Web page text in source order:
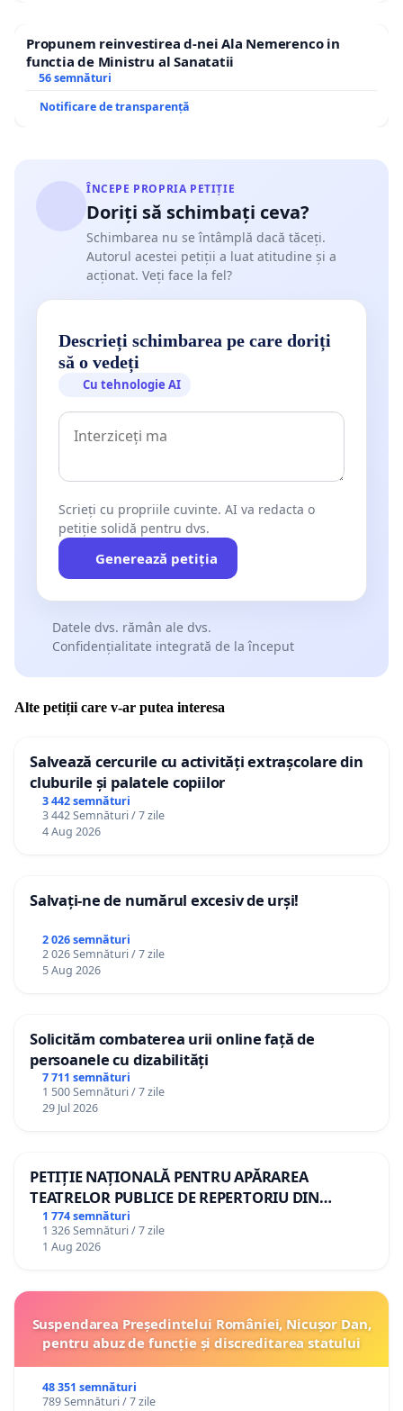
Propunem reinvestirea d-nei Ala Nemerenco in
functia de Ministru al Sanatatii
56 semnături
Notificare de transparență
ÎNCEPE PROPRIA PETIȚIE
Doriți să schimbați ceva?
Schimbarea nu se întâmplă dacă tăceți.
Autorul acestei petiții a luat atitudine și a
acționat. Veți face la fel?
Descrieți schimbarea pe care doriți
să o vedeți
Cu tehnologie AI
Scrieți cu propriile cuvinte. AI va redacta o
petiție solidă pentru dvs.
Generează petiția
Datele dvs. rămân ale dvs.
Confidențialitate integrată de la început
Alte petiții care v-ar putea interesa
Salvează cercurile cu activități extrașcolare din
cluburile și palatele copiilor
3 442 semnături
3 442 Semnături / 7 zile
4 Aug 2026
Salvați-ne de numărul excesiv de urși!
2 026 semnături
2 026 Semnături / 7 zile
5 Aug 2026
Solicităm combaterea urii online față de
persoanele cu dizabilități
7 711 semnături
1 500 Semnături / 7 zile
29 Jul 2026
PETIȚIE NAȚIONALĂ PENTRU APĂRAREA
TEATRELOR PUBLICE DE REPERTORIU DIN
ROMÂNIA
1 774 semnături
1 326 Semnături / 7 zile
1 Aug 2026
Suspendarea Președintelui României, Nicușor Dan,
pentru abuz de funcție și discreditarea statului
48 351 semnături
789 Semnături / 7 zile